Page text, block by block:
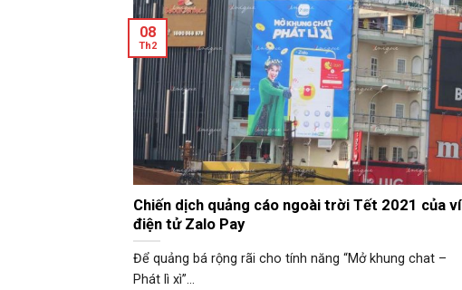
Chiến dịch quảng cáo ngoài trời Tết 2021 của ví
điện tử Zalo Pay
Để quảng bá rộng rãi cho tính năng “Mở khung chat –
Phát lì xì”...
08
Th2